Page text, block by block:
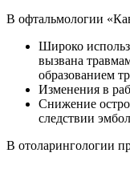
В офтальмологии
Широко
вызвана
образованием
Изменения в
Снижение
следствии
В отоларингологии